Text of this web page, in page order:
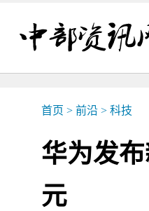
首页 > 前沿 > 科技
华为发
元